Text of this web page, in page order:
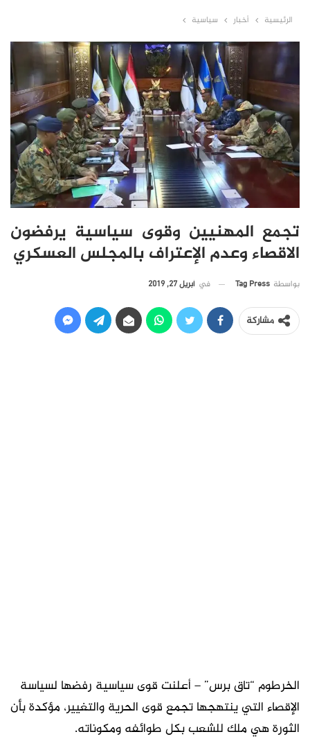
الرئيسية أخبار سياسية
تجمع المهنيين وقوى سياسية يرفضون
الاقصاء وعدم الإعتراف بالمجلس العسكري
بواسطة Tag Press في أبريل 27, 2019
مشاركة
الخرطوم “تاق برس” – أعلنت قوى سياسية رفضها لسياسة
الإقصاء التي ينتهجها تجمع قوى الحرية والتغيير، مؤكدة بأن
الثورة هي ملك للشعب بكل طوائفه ومكوناته.